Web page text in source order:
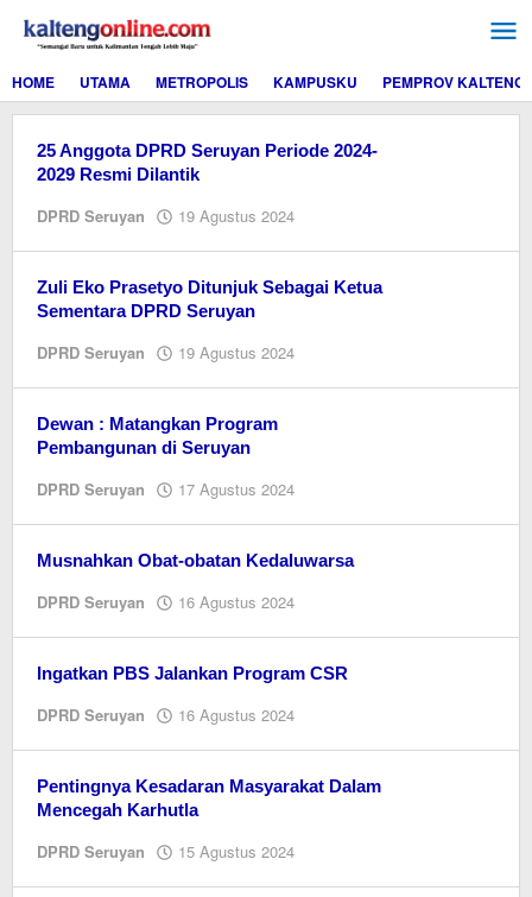
konten
HOME
UTAMA METROPOLIS KAMPUSKU PEMPROV KALTENG
25 Anggota DPRD Seruyan Periode 2024-
2029 Resmi Dilantik
DPRD Seruyan 19 Agustus 2024
Zuli Eko Prasetyo Ditunjuk Sebagai Ketua
Sementara DPRD Seruyan
DPRD Seruyan 19 Agustus 2024
Dewan : Matangkan Program
Pembangunan di Seruyan
DPRD Seruyan 17 Agustus 2024
Musnahkan Obat-obatan Kedaluwarsa
DPRD Seruyan 16 Agustus 2024
Ingatkan PBS Jalankan Program CSR
DPRD Seruyan 16 Agustus 2024
Pentingnya Kesadaran Masyarakat Dalam
Mencegah Karhutla
DPRD Seruyan 15 Agustus 2024